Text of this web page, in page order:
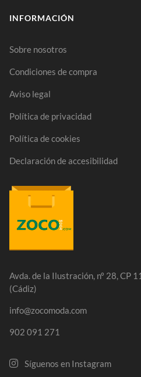
INFORMACIÓN
Sobre nosotros
Condiciones de compra
Aviso legal
Política de privacidad
Política de cookies
Declaración de accesibilidad
Avda. de la Ilustración, nº 28, CP
(Cádiz)
info@zocomoda.com
902 091 271
Síguenos en Instagram